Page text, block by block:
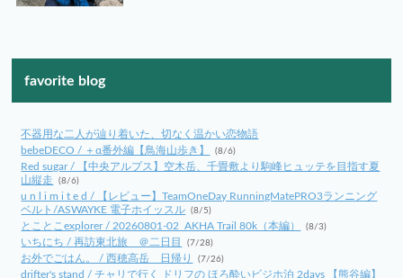
favorite blog
不器用な二人が辿り着いた、切なく温かい恋物語
bebeDECO / ＋α番外編【鳥海山歩き】
(8/6)
Red sugar / 【中央アルプス】空木岳、千畳敷より駒峰ヒュッテを目指す夏
山縦走
(8/6)
u n l i m i t e d / 【レビュー】TeamOneDay RunningMatePRO3ランニング
ベルト/ASWAYKE 電子ホイッスル (8/5)
とことこexplorer / 20260801-02_AKHA Trail 80k（本編） (8/3)
いちにち / 再訪東北旅 ＠二日目 (7/28)
お外でごはん。 / 西穂高岳 日帰り (7/26)
drifter's stand / チャリで行く ドリフの ほろ酔いビジホ泊 2days 【熊谷編】